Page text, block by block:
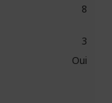
8
3
Oui